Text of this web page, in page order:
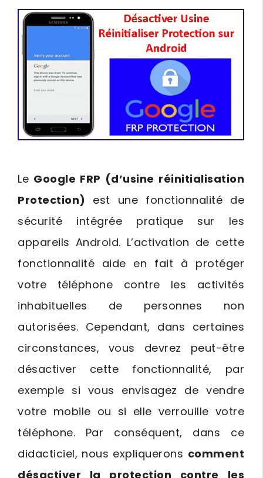
Le Google FRP (d’usine réinitialisation
Protection) est une fonctionnalité de
sécurité intégrée pratique sur les
appareils Android. L’activation de cette
fonctionnalité aide en fait à protéger
votre téléphone contre les activités
inhabituelles de personnes non
autorisées. Cependant, dans certaines
circonstances, vous devrez peut-être
désactiver cette fonctionnalité, par
exemple si vous envisagez de vendre
votre mobile ou si elle verrouille votre
téléphone. Par conséquent, dans ce
didacticiel, nous expliquerons comment
désactiver la protection contre les